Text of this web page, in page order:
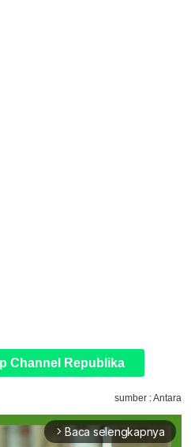
Channel Republika
sumber : Antara
arrow_forward_ios Baca selengkapnya